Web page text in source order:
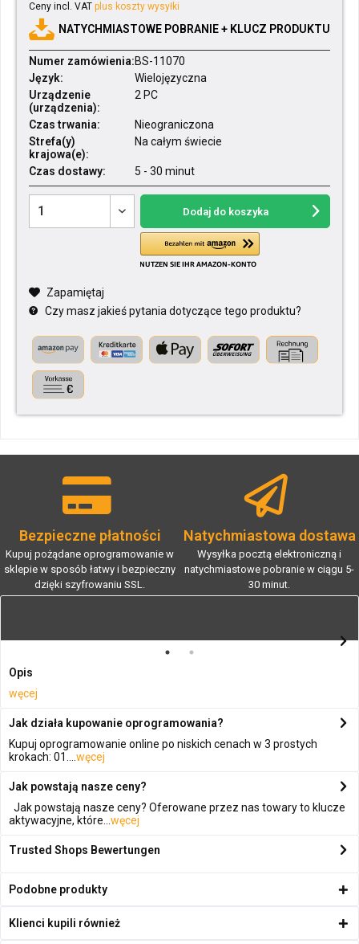
Ceny incl. VAT plus koszty wysyłki
NATYCHMIASTOWE POBRANIE + KLUCZ PRODUKTU
Numer zamówienia:BS-11070
Język:
Wielojęzyczna
Urządzenie
(urządzenia):
2 PC
Czas trwania:
Nieograniczona
Strefa(y)
krajowa(e):
Na całym świecie
Czas dostawy: 5 - 30 minut
Dodaj do koszyka
Zapamiętaj
Czy masz jakieś pytania dotyczące tego produktu?
Bezpieczne płatności
Kupuj pożądane oprogramowanie w
sklepie w sposób łatwy i bezpieczny
dzięki szyfrowaniu SSL.
Natychmiastowa dostawa
Wysyłka pocztą elektroniczną i
natychmiastowe pobranie w ciągu 5-
30 minut.
Opis
węcej
Jak działa kupowanie oprogramowania?
Kupuj oprogramowanie online po niskich cenach w 3 prostych
krokach: 01.... węcej
Jak powstają nasze ceny?
Jak powstają nasze ceny? Oferowane przez nas towary to klucze
aktywacyjne, które... węcej
Trusted Shops Bewertungen
Podobne produkty
Klienci kupili również